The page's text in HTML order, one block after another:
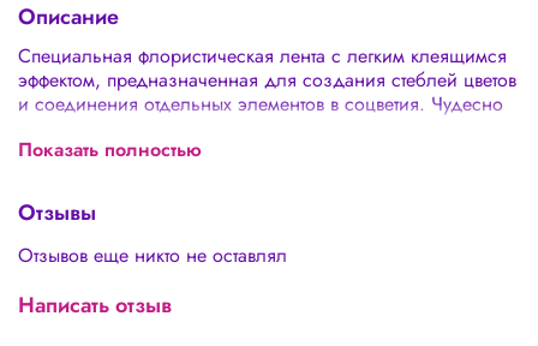
Описание
Специальная флористическая лента с легким клеящимся
эффектом, предназначенная для создания стеблей цветов
и соединения отдельных элементов в соцветия. Чудесно
при декорировании флористической проволоки для
для устойчивости креплений композиций
при изготовлении цветов
Показать полностью
Отзывы
Отзывов еще никто не оставлял
Написать отзыв